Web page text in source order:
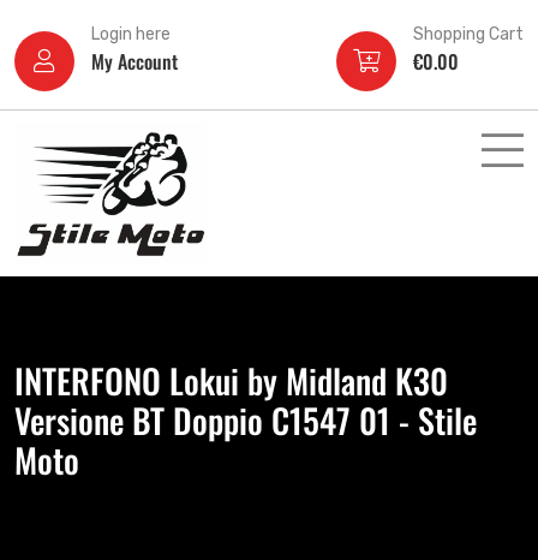
Login here
My Account
Shopping Cart
€0.00
INTERFONO Lokui by Midland K30
Versione BT Doppio C1547 01 - Stile
Moto